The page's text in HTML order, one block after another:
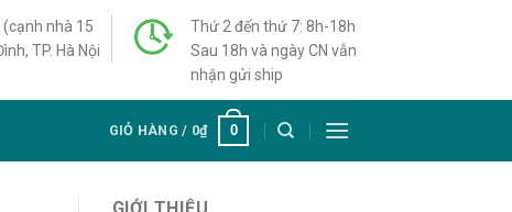
(cạnh nhà 15
TP. Hà Nội
Thứ 2 đến thứ 7: 8h-18h
Sau 18h và ngày CN vẫn
nhận gửi ship
GIỎ HÀNG / 0₫ 0